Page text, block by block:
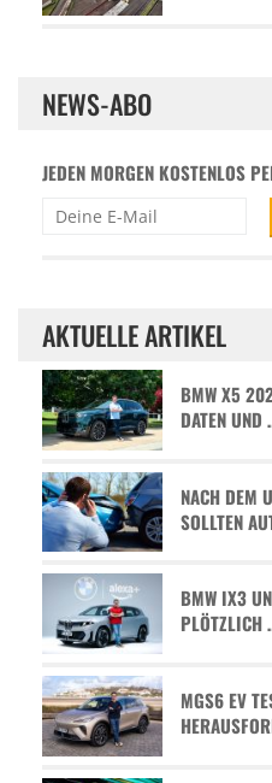
NEWS-ABO
JEDEN MORGEN KOSTENLOS
AKTUELLE ARTIKEL
BMW X5
ATEN UND …
NACH DEM
SOLLTEN
BMW IX3
PLÖTZLICH
MGS6 EV